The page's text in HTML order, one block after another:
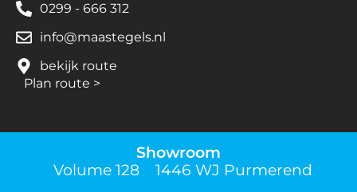
0299 - 666 312
info@maastegels.nl
bekijk route
Plan route >
Showroom
Volume 128 1446 WJ Purmerend